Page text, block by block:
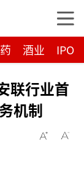
酒业 IPO
联行业首
机制